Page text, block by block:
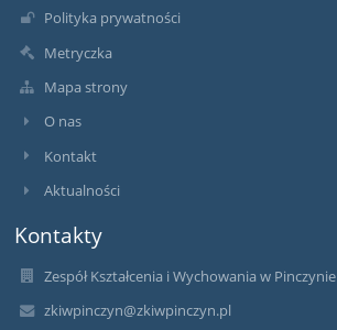
Polityka prywatności
Metryczka
Mapa strony
O nas
Kontakt
Aktualności
Kontakty
Zespół Kształcenia i Wychowania w Pinczynie
zkiwpinczyn@zkiwpinczyn.pl